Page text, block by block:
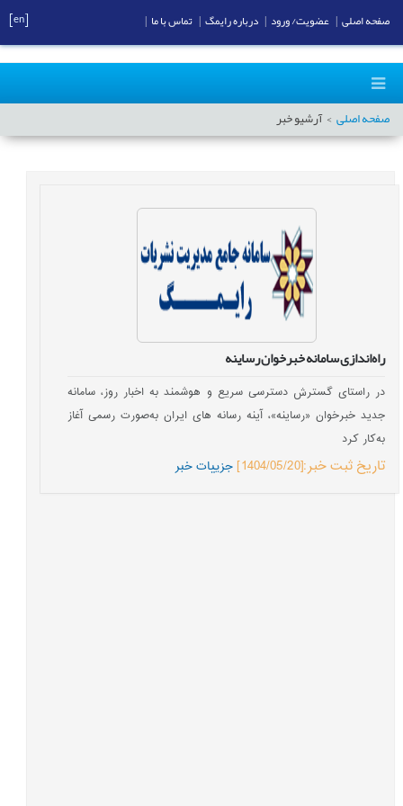
صفحه اصلی آرشیو خبر
راه‌اندازی سامانه خبرخوان رساینه
در راستای گسترش دسترسی سریع و هوشمند به اخبار روز، سامانه
جدید خبرخوان «رساینه»، آینه رسانه های ایران به‌صورت رسمی آغاز
به‌کار کرد
تاریخ ثبت خبر:[1404/05/20] جزییات خبر
صفحه اصلی عضویت/ ورود درباره رایمگ تماس با ما